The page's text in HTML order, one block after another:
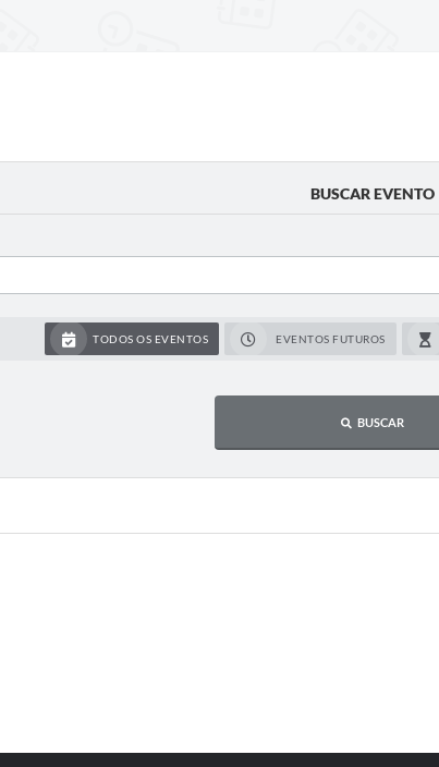
BUSCAR EVENTO
TODOS OS EVENTOS EVENTOS FUTUROS
BUSCAR